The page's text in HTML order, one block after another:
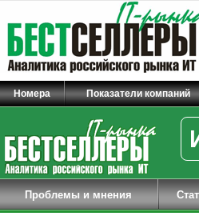
Номера Показатели компаний
Проблемы и мнения